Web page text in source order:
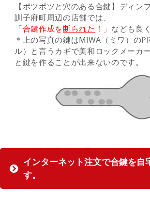
【ポツポツと穴のある合鍵】ディン
訓子府町周辺の店舗では、
「合鍵作成を断られた ！」 なども良
＊上の写真の鍵はMIWA（ミワ）の
ル）と言うカギで美和ロックメーカ
と鍵を作ることが出来ないのです。
インターネット注文で合鍵を自
す。